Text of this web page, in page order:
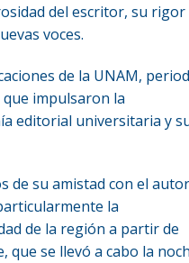
del escritor, su rigor
voces.
de la UNAM,
impulsaron la
editorial universitaria y
de su amistad con el
la
de la región a partir de
se llevó a cabo la